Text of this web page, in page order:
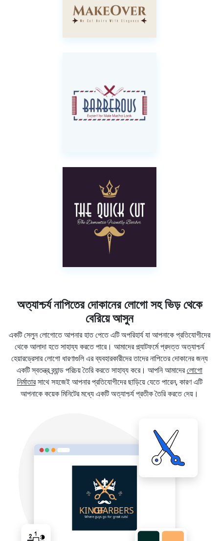
অত্যাশ্চর্য নাপিতের দোকানের লোগো সহ ভিড় থেকে
বেরিয়ে আসুন
একটি সেলুন লোগোতে আপনার হাত পেতে এটি অপরিহার্য যা আপনাকে প্রতিযোগীদের
থেকে আলাদা হতে সাহায্য করতে পারে। আমাদের প্ল্যাটফর্মে প্রদত্ত অত্যাশ্চর্য
হেয়ারড্রেসার লোগো ধারণাগুলি এর ব্যবহারকারীদের তাদের নাপিতের দোকানের জন্য
একটি স্বতন্ত্র ব্র্যান্ড পরিচয় তৈরি করতে সাহায্য করে। আপনি আমাদেরলোগো
নির্মাতারসাথে সহজেই আপনার প্রতিযোগীদের ছাড়িয়ে যেতে পারেন, কারণ এটি
আপনাকে কয়েক মিনিটের মধ্যে একটি অত্যাশ্চর্য প্রতীক তৈরি করতে দেয়।